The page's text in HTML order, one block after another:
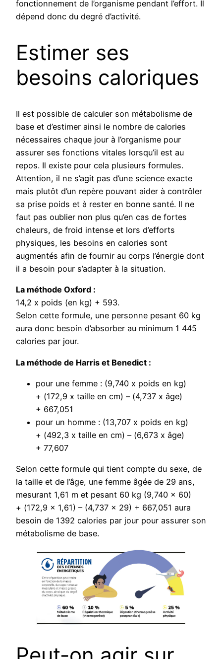
fonctionnement de l’organisme pendant l’effort. Il
dépend donc du degré d’activité.
Estimer ses
besoins caloriques
Il est possible de calculer son métabolisme de
base et d’estimer ainsi le nombre de calories
nécessaires chaque jour à l’organisme pour
assurer ses fonctions vitales lorsqu’il est au
repos. Il existe pour cela plusieurs formules.
Attention, il ne s’agit pas d’une science exacte
mais plutôt d’un repère pouvant aider à contrôler
sa prise poids et à rester en bonne santé. Il ne
faut pas oublier non plus qu’en cas de fortes
chaleurs, de froid intense et lors d’efforts
physiques, les besoins en calories sont
augmentés afin de fournir au corps l’énergie dont
il a besoin pour s’adapter à la situation.
La méthode Oxford :
14,2 x poids (en kg) + 593.
Selon cette formule, une personne pesant 60 kg
aura donc besoin d’absorber au minimum 1 445
calories par jour.
La méthode de Harris et Benedict :
pour une femme : (9,740 x poids en kg)
+ (172,9 x taille en cm) – (4,737 x âge)
+ 667,051
pour un homme : (13,707 x poids en kg)
+ (492,3 x taille en cm) – (6,673 x âge)
+ 77,607
Selon cette formule qui tient compte du sexe, de
la taille et de l’âge, une femme âgée de 29 ans,
mesurant 1,61 m et pesant 60 kg (9,740 x 60)
+ (172,9 x 1,61) – (4,737 x 29) + 667,051 aura
besoin de 1392 calories par jour pour assurer son
métabolisme de base.